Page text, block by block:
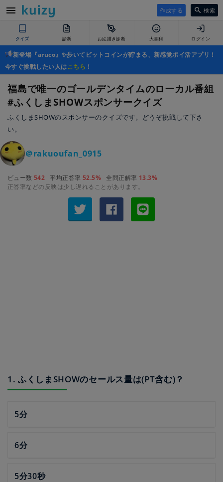
作成する 検索
クイズ 診断 お絵描き診断 大喜利 ログイン
新登場『aruco』✨歩いてビットコインが貯まる、新感覚ポイ活アプリ！
今すぐ挑戦したい人はこちら ！
福島で唯一のゴールデンタイムのローカル番組
#ふくしまSHOWスポンサークイズ
ふくしまSHOWのスポンサーのクイズです。どうぞ挑戦して下さ
い。
＠rakuoufan_0915
ビュー数 542 平均正答率 52.5% 全問正解率 13.3%
正答率などの反映は少し遅れることがあります。
1. ふくしまSHOWのセールス量は(PT含む)？
5分
6分
5分30秒